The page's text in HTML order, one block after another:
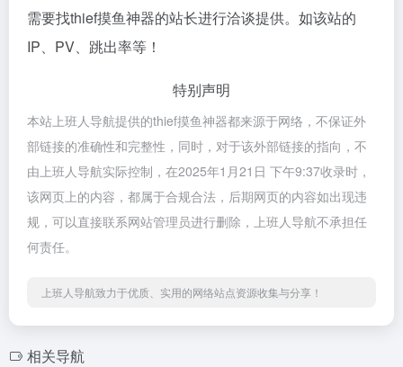
需要找thief摸鱼神器的站长进行洽谈提供。如该站的
IP、PV、跳出率等！
特别声明
本站上班人导航提供的thief摸鱼神器都来源于网络，不保证外
部链接的准确性和完整性，同时，对于该外部链接的指向，不
由上班人导航实际控制，在2025年1月21日 下午9:37收录时，
该网页上的内容，都属于合规合法，后期网页的内容如出现违
规，可以直接联系网站管理员进行删除，上班人导航不承担任
何责任。
上班人导航致力于优质、实用的网络站点资源收集与分享！
相关导航